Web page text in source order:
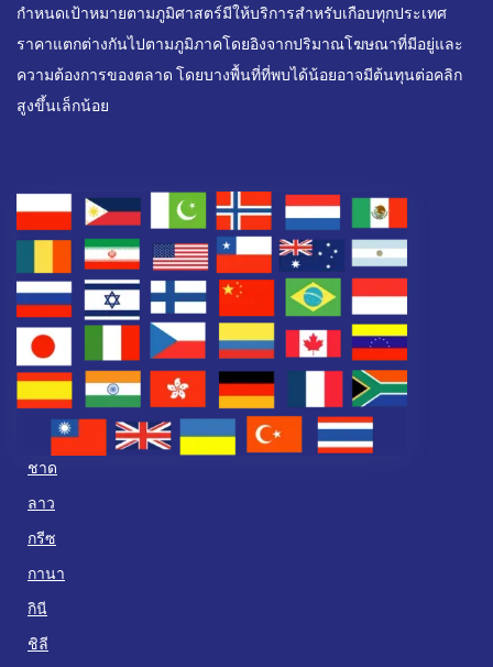
กำหนดเป้าหมายตามภูมิศาสตร์มีให้บริการสำหรับเกือบทุกประเทศ
ราคาแตกต่างกันไปตามภูมิภาคโดยอิงจากปริมาณโฆษณาที่มีอยู่และ
ความต้องการของตลาด โดยบางพื้นที่ที่พบได้น้อยอาจมีต้นทุนต่อคลิก
สูงขึ้นเล็กน้อย
ชาด
ลาว
กรีซ
กานา
กินี
ชิลี